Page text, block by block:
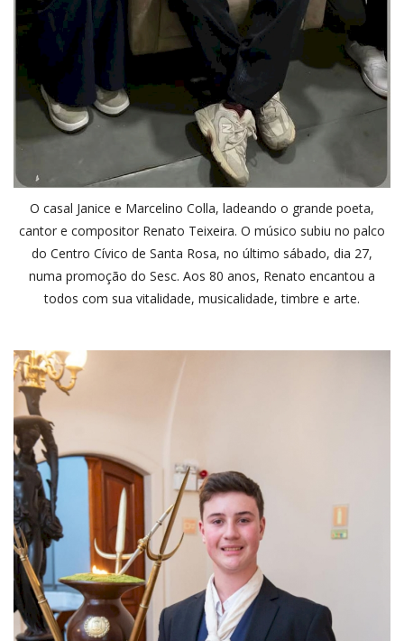
O casal Janice e Marcelino Colla, ladeando o grande poeta,
cantor e compositor Renato Teixeira. O músico subiu no palco
do Centro Cívico de Santa Rosa, no último sábado, dia 27,
numa promoção do Sesc. Aos 80 anos, Renato encantou a
todos com sua vitalidade, musicalidade, timbre e arte.